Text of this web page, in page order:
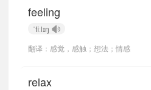
feeling
ˈfiːlɪŋ
翻译：感觉，感触；想法；情感
relax